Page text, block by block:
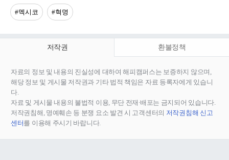
#멕시코 #혁명
저작권 환불정책
자료의 정보 및 내용의 진실성에 대하여 해피캠퍼스는 보증하지 않으며,
해당 정보 및 게시물 저작권과 기타 법적 책임은 자료 등록자에게 있습니
다.
자료 및 게시물 내용의 불법적 이용, 무단 전재∙배포는 금지되어 있습니다.
저작권침해, 명예훼손 등 분쟁 요소 발견 시 고객센터의 저작권침해 신고
센터를 이용해 주시기 바랍니다.